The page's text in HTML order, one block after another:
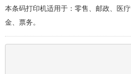
本条码打印机适用于：零售、邮政、医
金、票务。